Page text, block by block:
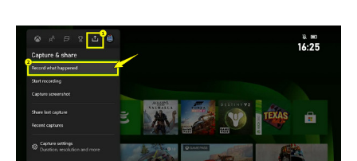
Passaggio
4.